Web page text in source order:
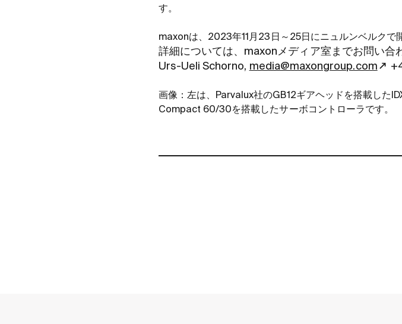
す。
maxonは、 2023年11 月 23 日～ 25日にニュルンベルクで
詳細については、 maxonメディア室までお問い合
Urs-Ueli Schorno, media@maxongroup.com
画像：左は、 Parvalux社のGB12ギアヘッドを搭載した
Compact 60/30を搭載したサーボコントローラです。